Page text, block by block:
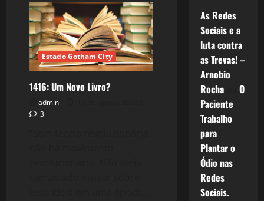
Rascunho:
Capítulo
do
Novo
Livro.
Estado Gotham City
1416: Um Novo Livro?
admin
3
As Redes
Sociais e a
luta contra
as Trevas! –
Arnobio
Rochaem O
Paciente
Trabalho
para
Plantar o
Ódio nas
Redes
Sociais.